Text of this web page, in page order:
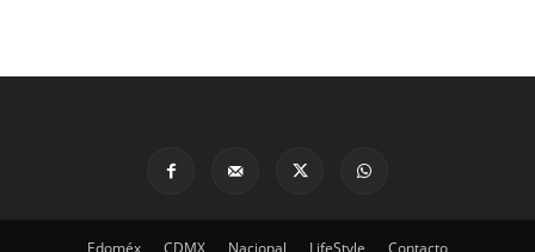
Edoméx CDMX Nacional LifeStyle Contacto